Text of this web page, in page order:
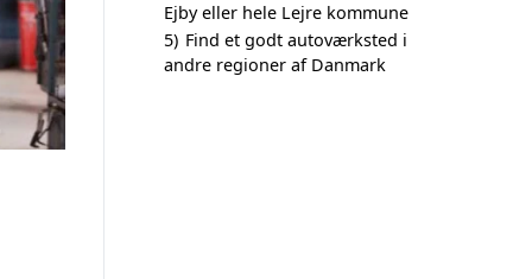
Ejby eller hele Lejre kommune
5) Find et godt autoværksted i
andre regioner af Danmark